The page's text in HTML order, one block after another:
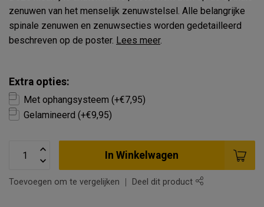
zenuwen van het menselijk zenuwstelsel. Alle belangrijke
spinale zenuwen en zenuwsecties worden gedetailleerd
beschreven op de poster. Lees meer.
Extra opties:
Met ophangsysteem (+€7,95)
Gelamineerd (+€9,95)
In Winkelwagen
Toevoegen om te vergelijken Deel dit product